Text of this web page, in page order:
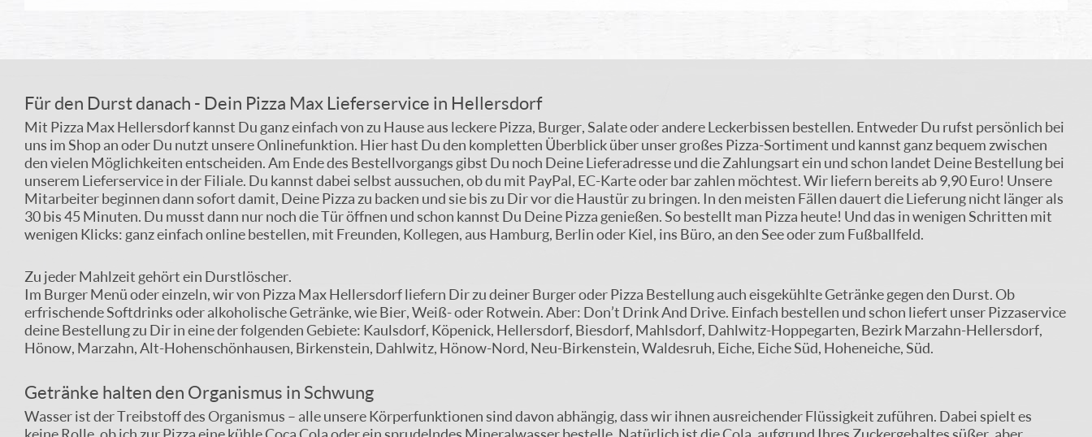
Für den Durst danach - Dein Pizza Max Lieferservice in Hellersdorf
Mit Pizza Max Hellersdorf kannst Du ganz einfach von zu Hause aus leckere Pizza, Burger, Salate oder andere Leckerbissen bestellen. Entweder Du rufst persönlich bei
uns im Shop an oder Du nutzt unsere Onlinefunktion. Hier hast Du den kompletten Überblick über unser großes Pizza-Sortiment und kannst ganz bequem zwischen
den vielen Möglichkeiten entscheiden. Am Ende des Bestellvorgangs gibst Du noch Deine Lieferadresse und die Zahlungsart ein und schon landet Deine Bestellung bei
unserem Lieferservice in der Filiale. Du kannst dabei selbst aussuchen, ob du mit PayPal, EC-Karte oder bar zahlen möchtest. Wir liefern bereits ab 9,90 Euro! Unsere
Mitarbeiter beginnen dann sofort damit, Deine Pizza zu backen und sie bis zu Dir vor die Haustür zu bringen. In den meisten Fällen dauert die Lieferung nicht länger als
30 bis 45 Minuten. Du musst dann nur noch die Tür öffnen und schon kannst Du Deine Pizza genießen. So bestellt man Pizza heute! Und das in wenigen Schritten mit
wenigen Klicks: ganz einfach online bestellen, mit Freunden, Kollegen, aus Hamburg, Berlin oder Kiel, ins Büro, an den See oder zum Fußballfeld.
Zu jeder Mahlzeit gehört ein Durstlöscher.
Im Burger Menü oder einzeln, wir von Pizza Max Hellersdorf liefern Dir zu deiner Burger oder Pizza Bestellung auch eisgekühlte Getränke gegen den Durst. Ob
erfrischende Softdrinks oder alkoholische Getränke, wie Bier, Weiß- oder Rotwein. Aber: Don’t Drink And Drive. Einfach bestellen und schon liefert unser Pizzaservice
deine Bestellung zu Dir in eine der folgenden Gebiete: Kaulsdorf, Köpenick, Hellersdorf, Biesdorf, Mahlsdorf, Dahlwitz-Hoppegarten, Bezirk Marzahn-Hellersdorf,
Hönow, Marzahn, Alt-Hohenschönhausen, Birkenstein, Dahlwitz, Hönow-Nord, Neu-Birkenstein, Waldesruh, Eiche, Eiche Süd, Hoheneiche, Süd.
Getränke halten den Organismus in Schwung
Wasser ist der Treibstoff des Organismus – alle unsere Körperfunktionen sind davon abhängig, dass wir ihnen ausreichender Flüssigkeit zuführen. Dabei spielt es